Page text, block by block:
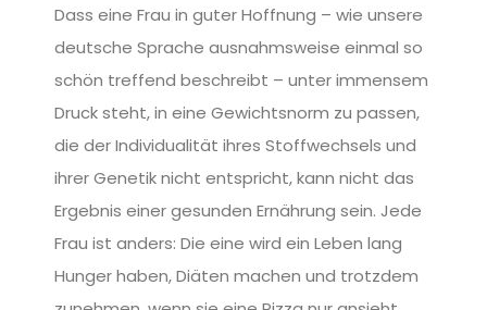
Dass eine Frau in guter Hoffnung – wie unsere
deutsche Sprache ausnahmsweise einmal so
schön treffend beschreibt – unter immensem
Druck steht, in eine Gewichtsnorm zu passen,
die der Individualität ihres Stoffwechsels und
ihrer Genetik nicht entspricht, kann nicht das
Ergebnis einer gesunden Ernährung sein. Jede
Frau ist anders: Die eine wird ein Leben lang
Hunger haben, Diäten machen und trotzdem